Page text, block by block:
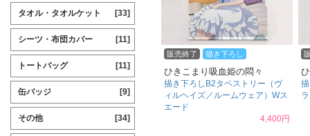
販売終了 描き下ろし
ひきこまり吸血姫の悶々
描き下ろしB2タペストリー（ヴ
ィルヘイズ／ルームウェア）Wス
エード
4,400円
タオル・タオルケット [33]
シーツ・布団カバー [11]
トートバッグ [11]
缶バッジ [9]
その他 [34]